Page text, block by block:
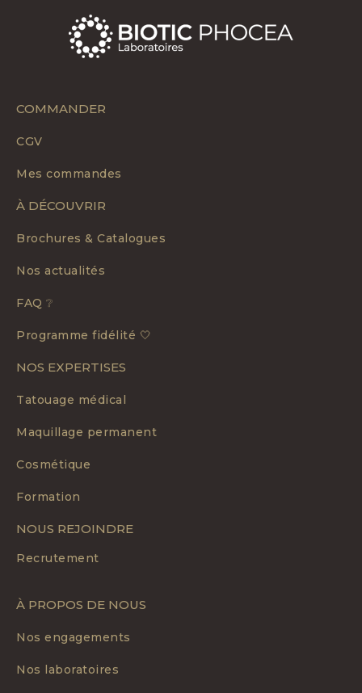
COMMANDER
CGV
Mes commandes
À DÉCOUVRIR
Brochures & Catalogues
Nos actualités
FAQ ❔
Programme fidélité 🤍
NOS EXPERTISES
Tatouage médical
Maquillage permanent
Cosmétique
Formation
NOUS REJOINDRE
Recrutement
À PROPOS DE NOUS
Nos engagements
Nos laboratoires